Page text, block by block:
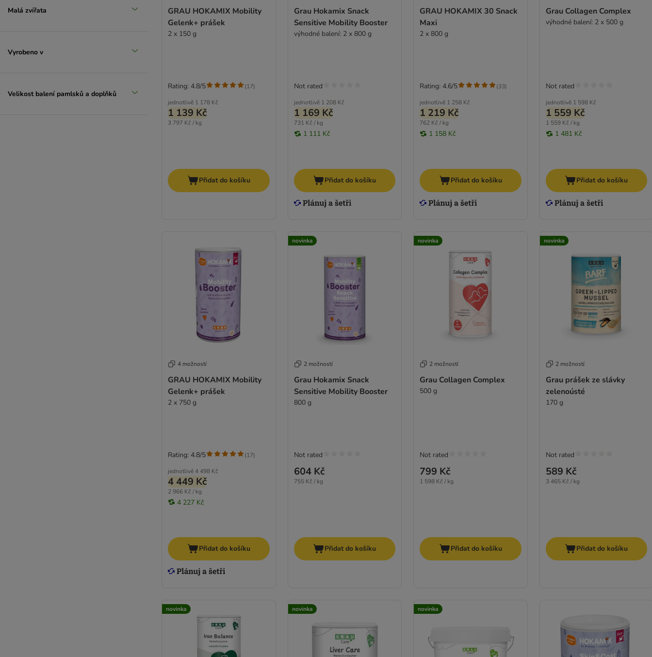
Malá zvířata
Vyrobeno v
Velikost balení pamlsků a doplňků
GRAU HOKAMIX Mobility
Gelenk+ prášek
2 x 150 g
jednotlivě 1 178 Kč
1 139 Kč
3 797 Kč / kg
Rating: 4.8/5 (17)
Přidat do košíku
Grau Hokamix Snack
Sensitive Mobility Booster
výhodné balení: 2 x 800 g
jednotlivě 1 208 Kč
1 169 Kč
731 Kč / kg
1 111 Kč
Not rated
Přidat do košíku
GRAU HOKAMIX 30 Snack
Maxi
2 x 800 g
jednotlivě 1 258 Kč
1 219 Kč
762 Kč / kg
1 158 Kč
Rating: 4.6/5 (33)
Přidat do košíku
Grau Collagen Complex
výhodné balení: 2 x 500 g
jednotlivě 1 598 Kč
1 559 Kč
1 559 Kč / kg
1 481 Kč
Not rated
Přidat do košíku
4 možností
GRAU HOKAMIX Mobility
Gelenk+ prášek
2 x 750 g
jednotlivě4 498 Kč
4 449 Kč
2 966 Kč / kg
4 227 Kč
Rating: 4.8/5 (17)
Přidat do košíku
novinka
2 možností
Grau Hokamix Snack
Sensitive Mobility Booster
800 g
604 Kč
755 Kč / kg
Not rated
Přidat do košíku
novinka
2 možností
Grau Collagen Complex
500 g
799 Kč
1 598 Kč / kg
Not rated
Přidat do košíku
novinka
2 možností
Grau prášek ze slávky
zelenoústé
170 g
589 Kč
3 465 Kč / kg
Not rated
Přidat do košíku
novinka novinka novinka